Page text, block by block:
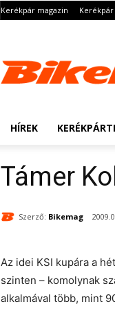
Kerékpár magazin
HÍREK
Támer
Szerző: Bikemag
Az idei KSI kupára a
szinten – komolynak
alkalmával több, mint